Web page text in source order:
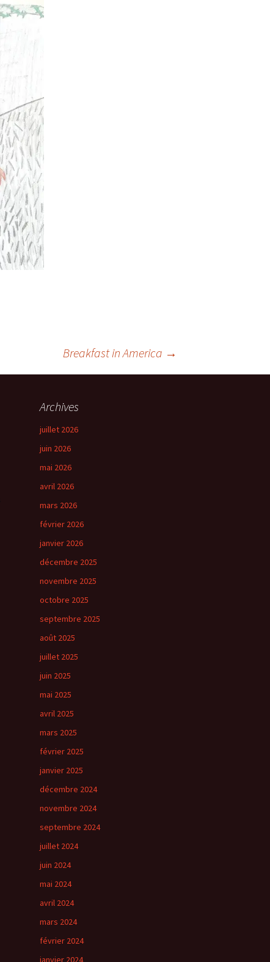
Breakfast in America →
Archives
juillet 2026
juin 2026
mai 2026
avril 2026
mars 2026
février 2026
janvier 2026
décembre 2025
novembre 2025
octobre 2025
septembre 2025
août 2025
juillet 2025
juin 2025
mai 2025
avril 2025
mars 2025
février 2025
janvier 2025
décembre 2024
novembre 2024
septembre 2024
juillet 2024
juin 2024
mai 2024
avril 2024
mars 2024
février 2024
janvier 2024